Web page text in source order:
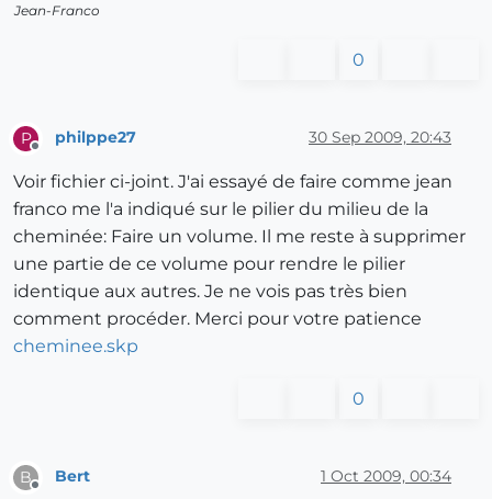
Jean-Franco
0
P
Offline
philppe27 30 Sep 2009, 20:43
Voir fichier ci-joint. J'ai essayé de faire comme jean
franco me l'a indiqué sur le pilier du milieu de la
cheminée: Faire un volume. Il me reste à supprimer
une partie de ce volume pour rendre le pilier
identique aux autres. Je ne vois pas très bien
comment procéder. Merci pour votre patience
cheminee.skp
0
B
Offline
Bert 1 Oct 2009, 00:34